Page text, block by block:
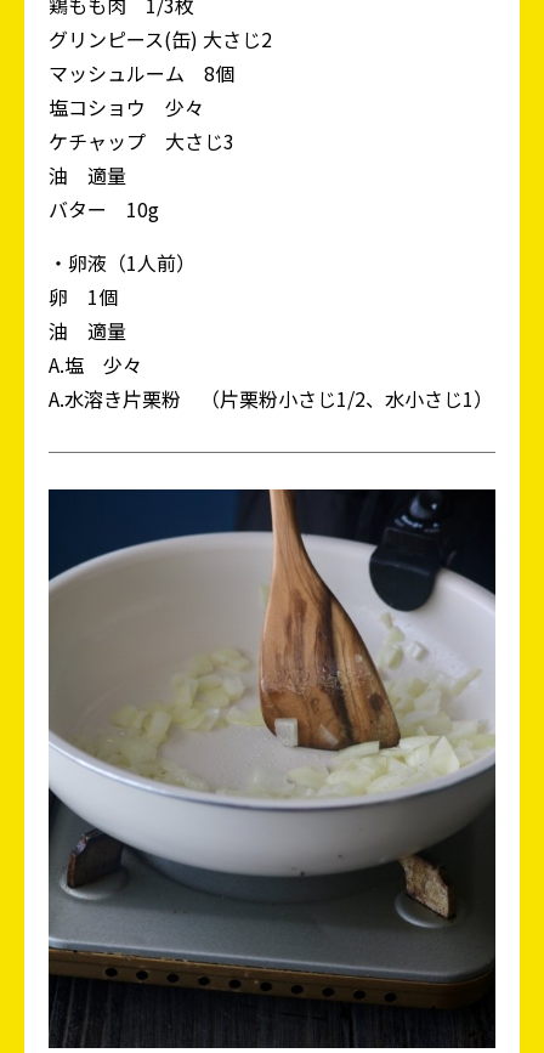
グリンピース(缶) 大さじ2
マッシュルーム 8個
塩コショウ 少々
ケチャップ 大さじ3
油 適量
バター 10g
・卵液（1人前）
卵 1個
油 適量
A.塩 少々
A.水溶き片栗粉 （片栗粉小さじ1/2、水小さじ1）